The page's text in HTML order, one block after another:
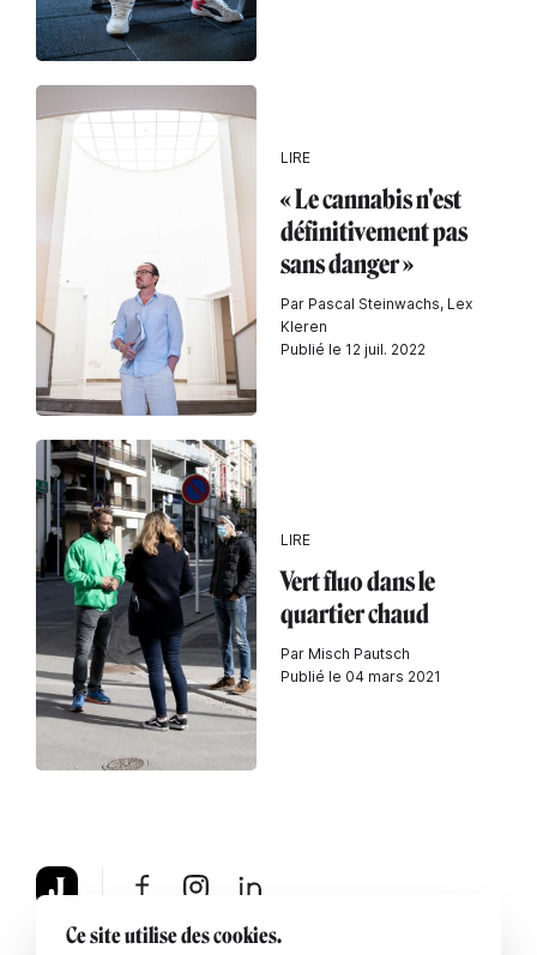
LIRE
« Le cannabis n'est
définitivement pas
sans danger »
Par Pascal Steinwachs, Lex
Kleren
Publié le 12 juil. 2022
LIRE
Vert fluo dans le
quartier chaud
Par Misch Pautsch
Publié le 04 mars 2021
À propos Mentions légales Contactez-nous
Ce site utilise des cookies.